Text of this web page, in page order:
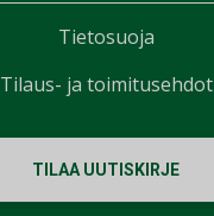
TILAA UUTISKIRJE
Tietosuoja
Tilaus- ja toimitusehdot